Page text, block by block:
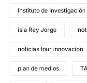
Instituto de
isla Rey Jorge
noticias tour innovacion
plan de medios